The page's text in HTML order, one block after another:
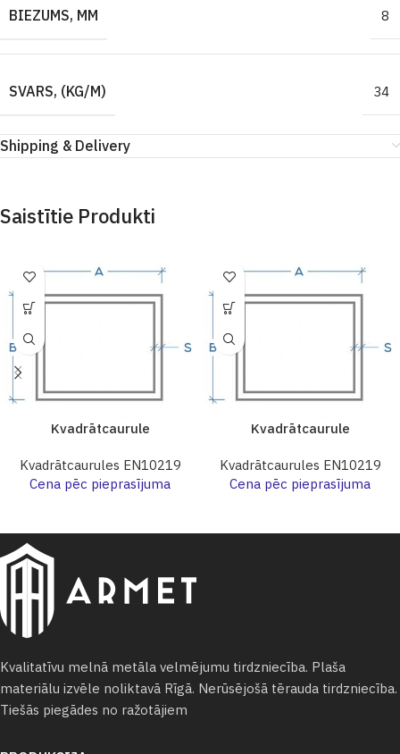
BIEZUMS, MM 8
SVARS, (KG/M) 34
Shipping & Delivery
Saistītie Produkti
Kvadrātcaurule
Kvadrātcaurules EN10219
Cena pēc pieprasījuma
Kvadrātcaurule
Kvadrātcaurules EN10219
Cena pēc pieprasījuma
Kvalitatīvu melnā metāla velmējumu tirdzniecība. Plaša
materiālu izvēle noliktavā Rīgā. Nerūsējošā tērauda tirdzniecība.
Tiešās piegādes no ražotājiem